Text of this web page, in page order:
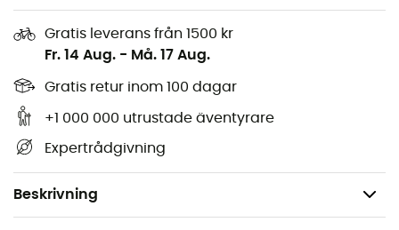
Gratis leverans från 1500 kr
Fr. 14 Aug. - Må. 17 Aug.
Gratis retur inom 100 dagar
+1 000 000 utrustade äventyrare
Expertrådgivning
Beskrivning
Förseglade sömmar,
Helt fodrad inuti med nätväv för bättre komfort och
ventilation,
Justerbar med elastisk och stoppare,
Sidokant som kan höjas med kardborresystem,
Vikt: 70 g.